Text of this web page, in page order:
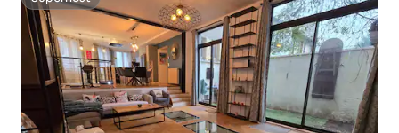
Superhost